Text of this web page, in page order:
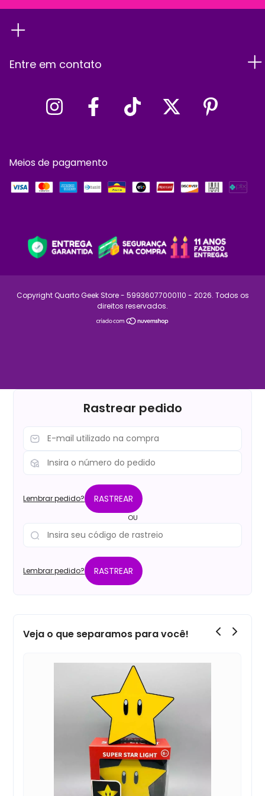
Entre em contato
Meios de pagamento
Copyright Quarto Geek Store - 59936077000110 - 2026. Todos os
direitos reservados.
Rastrear pedido
Lembrar pedido? RASTREAR
OU
Lembrar pedido? RASTREAR
Veja o que separamos para você!